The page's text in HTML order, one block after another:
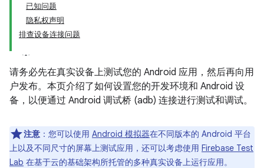
已知问题
隐私权声明
排查设备连接问题
请务必先在真实设备上测试您的 Android 应用，然后再向用
户发布。本页介绍了如何设置您的开发环境和 Android 设
备，以便通过 Android 调试桥 (adb) 连接进行测试和调试。
注意 ：您可以使用 Android 模拟器在不同版本的 Android 平台
上以及不同尺寸的屏幕上测试应用，还可以考虑使用 Firebase Test
Lab 在基于云的基础架构所托管的多种真实设备上运行应用。